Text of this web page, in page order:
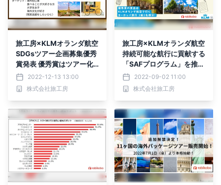
旅工房×KLMオランダ航空
SDGsツアー企画募集優秀
賞発表 優秀賞はツアー化
へ！2022-12-13 13:00
株式会社旅工房
旅工房×KLMオランダ航空
持続可能な航行に貢献する
「SAFプログラム」を推進
SDGsを実践し学ぶことの
できるSDGsツアーの企画
募集を開始 優秀賞受賞企
て商品化も検討
2022-09-02 11:00
株式会社旅工房